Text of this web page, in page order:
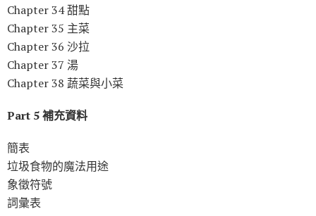
Chapter 34 甜點
Chapter 35 主菜
Chapter 36 沙拉
Chapter 37 湯
Chapter 38 蔬菜與小菜
Part 5 補充資料
簡表
垃圾食物的魔法用途
象徵符號
詞彙表